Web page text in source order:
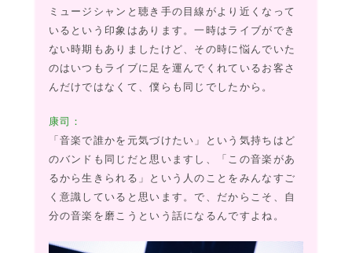
ミュージシャンと聴き手の目線がより近くなって
いるという印象はあります。一時はライブができ
ない時期もありましたけど、その時に悩んでいた
のはいつもライブに足を運んでくれているお客さ
んだけではなくて、僕らも同じでしたから。
康司：
「音楽で誰かを元気づけたい」という気持ちはど
のバンドも同じだと思いますし、「この音楽があ
るから生きられる」という人のことをみんなすご
く意識していると思います。で、だからこそ、自
分の音楽を磨こうという話になるんですよね。